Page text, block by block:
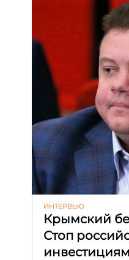
ИНТЕРВЬЮ
Крымский
Стоп